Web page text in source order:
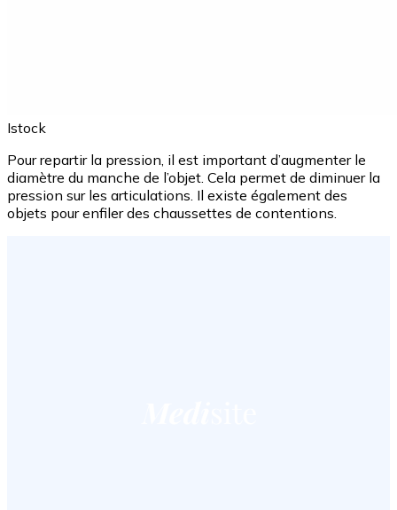
Istock
Pour repartir la pression, il est important d’augmenter le
diamètre du manche de l’objet. Cela permet de diminuer la
pression sur les articulations. Il existe également des
objets pour enfiler des chaussettes de contentions.